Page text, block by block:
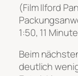
(Film Ilford
1:50, 11
Beim
deutlich